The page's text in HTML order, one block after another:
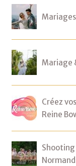
Mariage
Créez
Reine